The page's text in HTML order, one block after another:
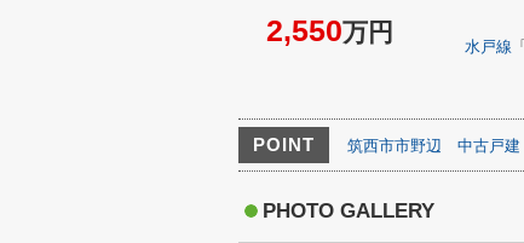
2,550万円
水戸線 「
POINT 筑西市市野辺 中古戸建
PHOTO GALLERY